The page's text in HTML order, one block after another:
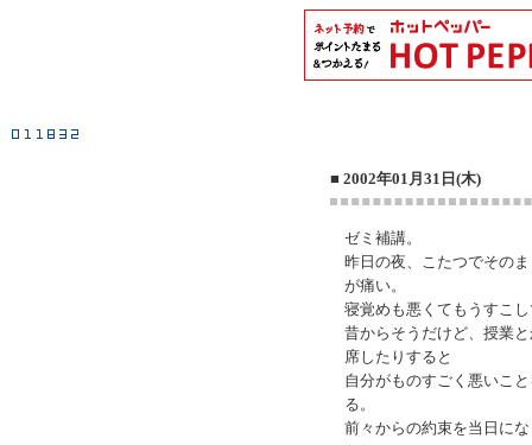
■ 2002年01月31日(木)
ゼミ補講。
昨日の夜、こたつでその
が痛い。
寝覚めも悪くてもうすこ
昔からそうだけど、授業
席したりすると
自分がものすごく悪いこ
る。
前々からの約束を当日に